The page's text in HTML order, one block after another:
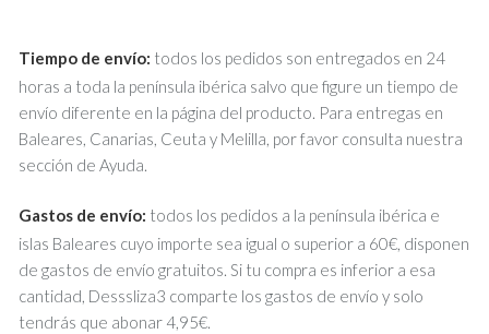
Tiempo de envío: todos los pedidos son entregados en 24
horas a toda la península ibérica salvo que figure un tiempo de
envío diferente en la página del producto. Para entregas en
Baleares, Canarias, Ceuta y Melilla, por favor consulta nuestra
sección de Ayuda.
Gastos de envío: todos los pedidos a la península ibérica e
islas Baleares cuyo importe sea igual o superior a 60€, disponen
de gastos de envío gratuitos. Si tu compra es inferior a esa
cantidad, Desssliza3 comparte los gastos de envío y solo
tendrás que abonar 4,95€.